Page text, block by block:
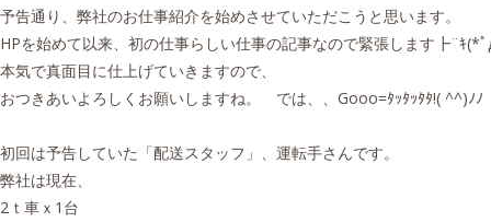
i
s
h
d
n
g
o
r
e
予告通り、弊社のお仕事紹介を始めさせていただこうと思います。
HPを始めて以来、初の仕事らしい仕事の記事なので緊張します┣¨ｷ(*
本気で真面目に仕上げていきますので、
おつきあいよろしくお願いしますね。 では、、Gooo=ﾀｯﾀｯﾀﾀ!( ^^)ﾉﾉ
初回は予告していた「配送スタッフ」、運転手さんです。
弊社は現在、
2ｔ車ｘ1台